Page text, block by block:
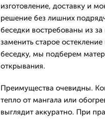
изготовление, доставку и
решение без лишних
беседки востребованы из
заменить старое
беседку, мы подберем
открывания.
Преимущества очевидны.
тепло от мангала или
выглядит аккуратно. При